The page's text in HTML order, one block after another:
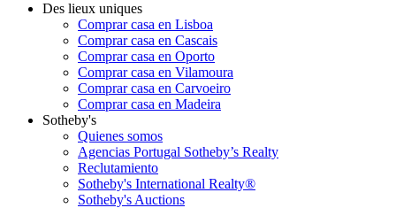
Des lieux uniques
Comprar casa en Lisboa
Comprar casa en Cascais
Comprar casa en Oporto
Comprar casa en Vilamoura
Comprar casa en Carvoeiro
Comprar casa en Madeira
Sotheby's
Quienes somos
Agencias Portugal Sotheby’s Realty
Reclutamiento
Sotheby's International Realty®
Sotheby's Auctions